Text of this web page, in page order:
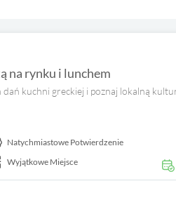
na rynku i lunchem
kuchni greckiej i poznaj lokalną
Natychmiastowe Potwierdzenie
Wyjątkowe Miejsce